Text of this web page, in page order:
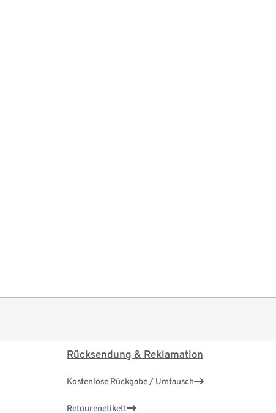
Rücksendung & Reklamation
Kostenlose Rückgabe / Umtausch
Retourenetikett